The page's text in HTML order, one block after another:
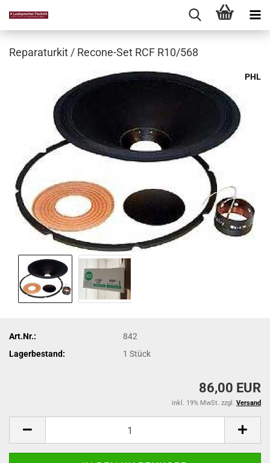
Reparaturkit / Recone-Set RCF R10/568
PHL
Art.Nr.:
842
Lagerbestand:
1Stück
86,00 EUR
inkl. 19% MwSt. zzgl. Versand